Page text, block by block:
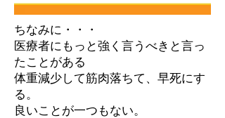
ちなみに・・・
医療者にもっと強く言うべきと言っ
たことがある
体重減少して筋肉落ちて、早死にす
る。
良いことが一つもない。